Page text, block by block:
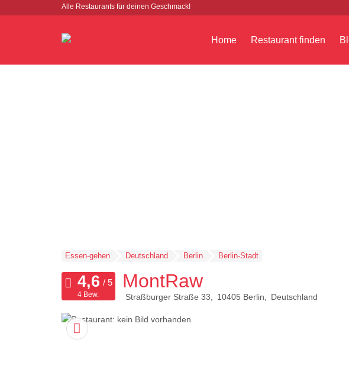
Alle Restaurants für deinen Geschmack!
Home Restaurant finden
Essen-gehen Deutschland Berlin Berlin-Stadt
MontRaw
Straßburger Straße 33 10405 Berlin Deutschland
4 Bew.